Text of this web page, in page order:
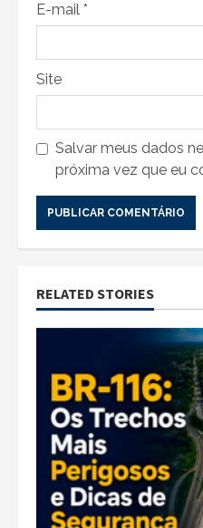
E-mail *
Site
Salvar meus dados
próxima vez que eu
RELATED STORIES